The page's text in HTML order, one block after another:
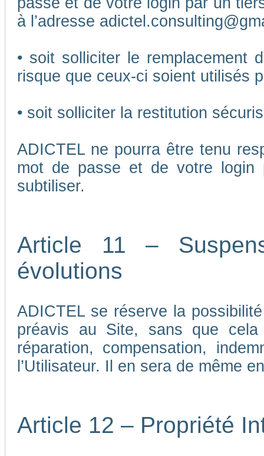
à l’adresse
• soit solliciter le
risque que ceux-ci soient utilisés
• soit solliciter la restitution
ADICTEL ne pourra être tenu
mot de passe et de votre
subtiliser.
Article 11 –
évolutions
ADICTEL se réserve la
préavis au Site, sans que
réparation, compensation,
l’Utilisateur. Il en sera de même
Article 12 – Propriété